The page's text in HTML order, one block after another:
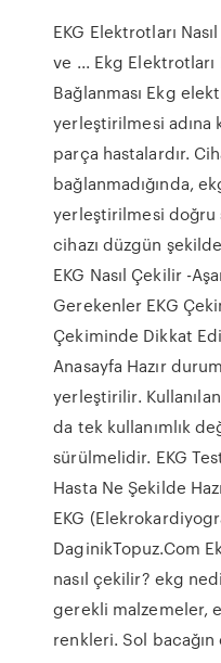
EKG Elektrotları
ve ... Ekg Elektrotları
Bağlanması Ekg
yerleştirilmesi adına
parça hastalardır.
bağlanmadığında,
yerleştirilmesi doğru
cihazı düzgün şekilde
EKG Nasıl Çekilir -
Gerekenler EKG
Çekiminde Dikkat
Anasayfa Hazır
yerleştirilir.
da tek kullanımlık
sürülmelidir. EKG
Hasta Ne Şekilde
EKG
DaginikTopuz.Com
nasıl çekilir? ekg
gerekli malzemeler,
renkleri. Sol bacağın